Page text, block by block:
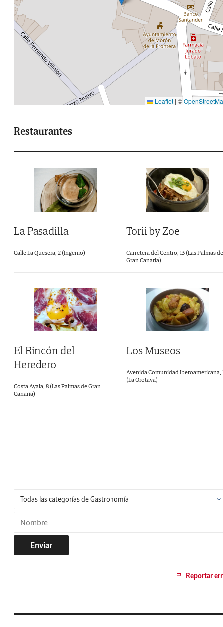
Leaflet | ©
Restaurantes
La Pasadilla
Calle La Quesera, 2 (Ingenio)
Torii by Zoe
Carretera del Centro, 13 (Las Palmas de
Gran Canaria)
El Rincón del
Heredero
Costa Ayala, 8 (Las Palmas de Gran
Canaria)
Los Museos
Avenida Comunidad Iberoamericana,
(La Orotava)
Enviar
Reportar